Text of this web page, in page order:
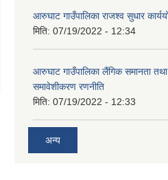
आरुघाट गाउँपालिका राजश्व सुधार
मिति: 07/19/2022 - 12:34
आरुघाट गाउँपालिका लैंगिक समानता
समावेशीकरण रणनीति
मिति: 07/19/2022 - 12:33
अन्य